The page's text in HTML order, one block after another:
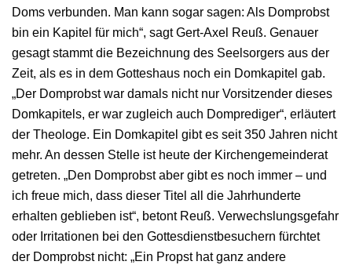
Doms verbunden. Man kann sogar sagen: Als Domprobst
bin ein Kapitel für mich“, sagt Gert-Axel Reuß. Genauer
gesagt stammt die Bezeichnung des Seelsorgers aus der
Zeit, als es in dem Gotteshaus noch ein Domkapitel gab.
„Der Domprobst war damals nicht nur Vorsitzender dieses
Domkapitels, er war zugleich auch Domprediger“, erläutert
der Theologe. Ein Domkapitel gibt es seit 350 Jahren nicht
mehr. An dessen Stelle ist heute der Kirchengemeinderat
getreten. „Den Domprobst aber gibt es noch immer – und
ich freue mich, dass dieser Titel all die Jahrhunderte
erhalten geblieben ist“, betont Reuß. Verwechslungsgefahr
oder Irritationen bei den Gottesdienstbesuchern fürchtet
der Domprobst nicht: „Ein Propst hat ganz andere